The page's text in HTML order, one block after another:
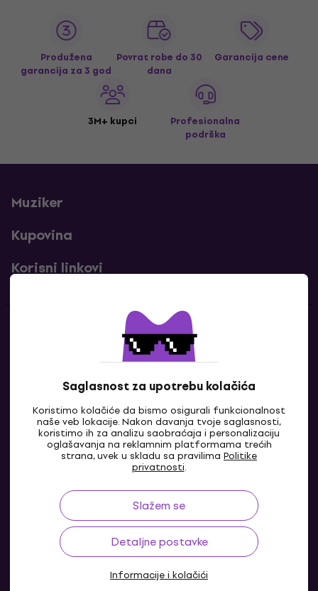
Saglasnost za upotrebu kolačića
Koristimo kolačiće da bismo osigurali funkcionalnost
naše veb lokacije. Nakon davanja tvoje saglasnosti,
koristimo ih za analizu saobraćaja i personalizaciju
oglašavanja na reklamnim platformama trećih
strana, uvek u skladu sa pravilima Politike
privatnosti.
Slažem se
Detaljne postavke
Informacije i kolačići
Produžena
garancija za 3 god
Povrat robe do 30
dana
Garancija cene
3M+ kupci
Profesionalna
podrška
Muziker
Kupovina
Korisni linkovi
Kontakti
Kontaktiraj nas
RS